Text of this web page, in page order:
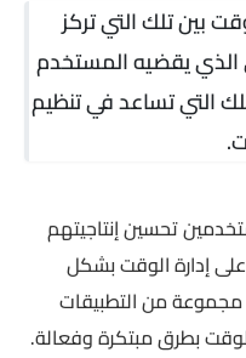
بين تلك التي تركز
الذي يقضيه المستخدم
التي تساعد في تنظيم
تحسين إنتاجيتهم
على إدارة الوقت بشكل
من التطبيقات
بطرق مبتكرة وفعالة.